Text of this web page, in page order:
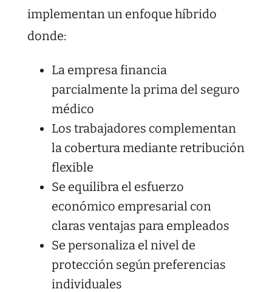
implementan un enfoque híbrido
donde:
La empresa financia
parcialmente la prima del seguro
médico
Los trabajadores complementan
la cobertura mediante retribución
flexible
Se equilibra el esfuerzo
económico empresarial con
claras ventajas para empleados
Se personaliza el nivel de
protección según preferencias
individuales